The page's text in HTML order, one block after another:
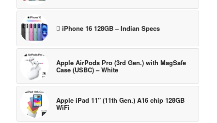
 iPhone 16 128GB – Indian Specs
Apple AirPods Pro (3rd Gen.) with MagSafe
Case (USBC) – White
Apple iPad 11″ (11th Gen.) A16 chip 128GB
WiFi